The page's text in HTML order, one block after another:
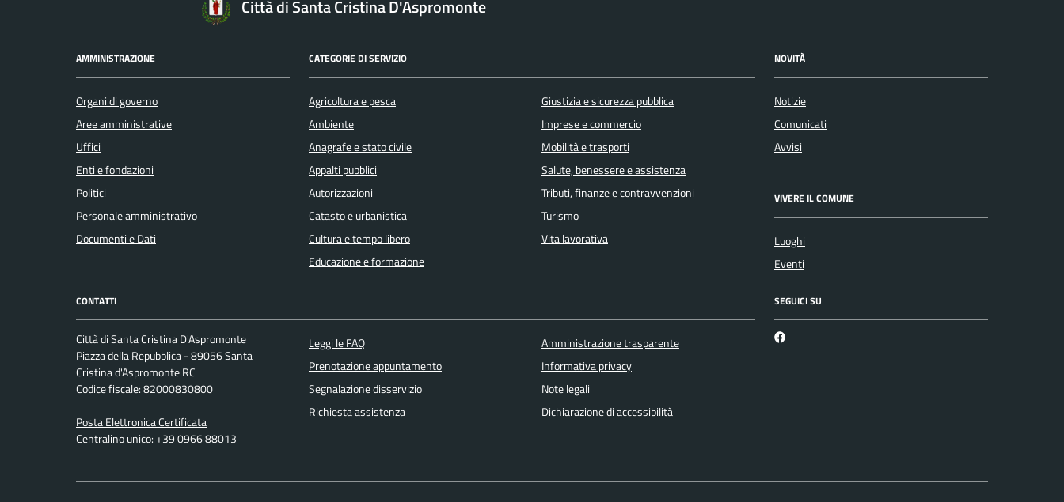
Città di Santa Cristina D'Aspromonte
AMMINISTRAZIONE
Organi di governo
Aree amministrative
Uffici
Enti e fondazioni
Politici
Personale amministrativo
Documenti e Dati
CATEGORIE DI SERVIZIO
Agricoltura e pesca
Ambiente
Anagrafe e stato civile
Appalti pubblici
Autorizzazioni
Catasto e urbanistica
Cultura e tempo libero
Educazione e formazione
Giustizia e sicurezza pubblica
Imprese e commercio
Mobilità e trasporti
Salute, benessere e assistenza
Tributi, finanze e contravvenzioni
Turismo
Vita lavorativa
NOVITÀ
Notizie
Comunicati
Avvisi
VIVERE IL COMUNE
Luoghi
Eventi
CONTATTI
Città di Santa Cristina D'Aspromonte
Piazza della Repubblica - 89056 Santa
Cristina d'Aspromonte RC
Codice fiscale: 82000830800
Posta Elettronica Certificata
Centralino unico: +39 0966 88013
Leggi le FAQ
Prenotazione appuntamento
Segnalazione disservizio
Richiesta assistenza
Amministrazione trasparente
Informativa privacy
Note legali
Dichiarazione di accessibilità
SEGUICI SU
Facebook